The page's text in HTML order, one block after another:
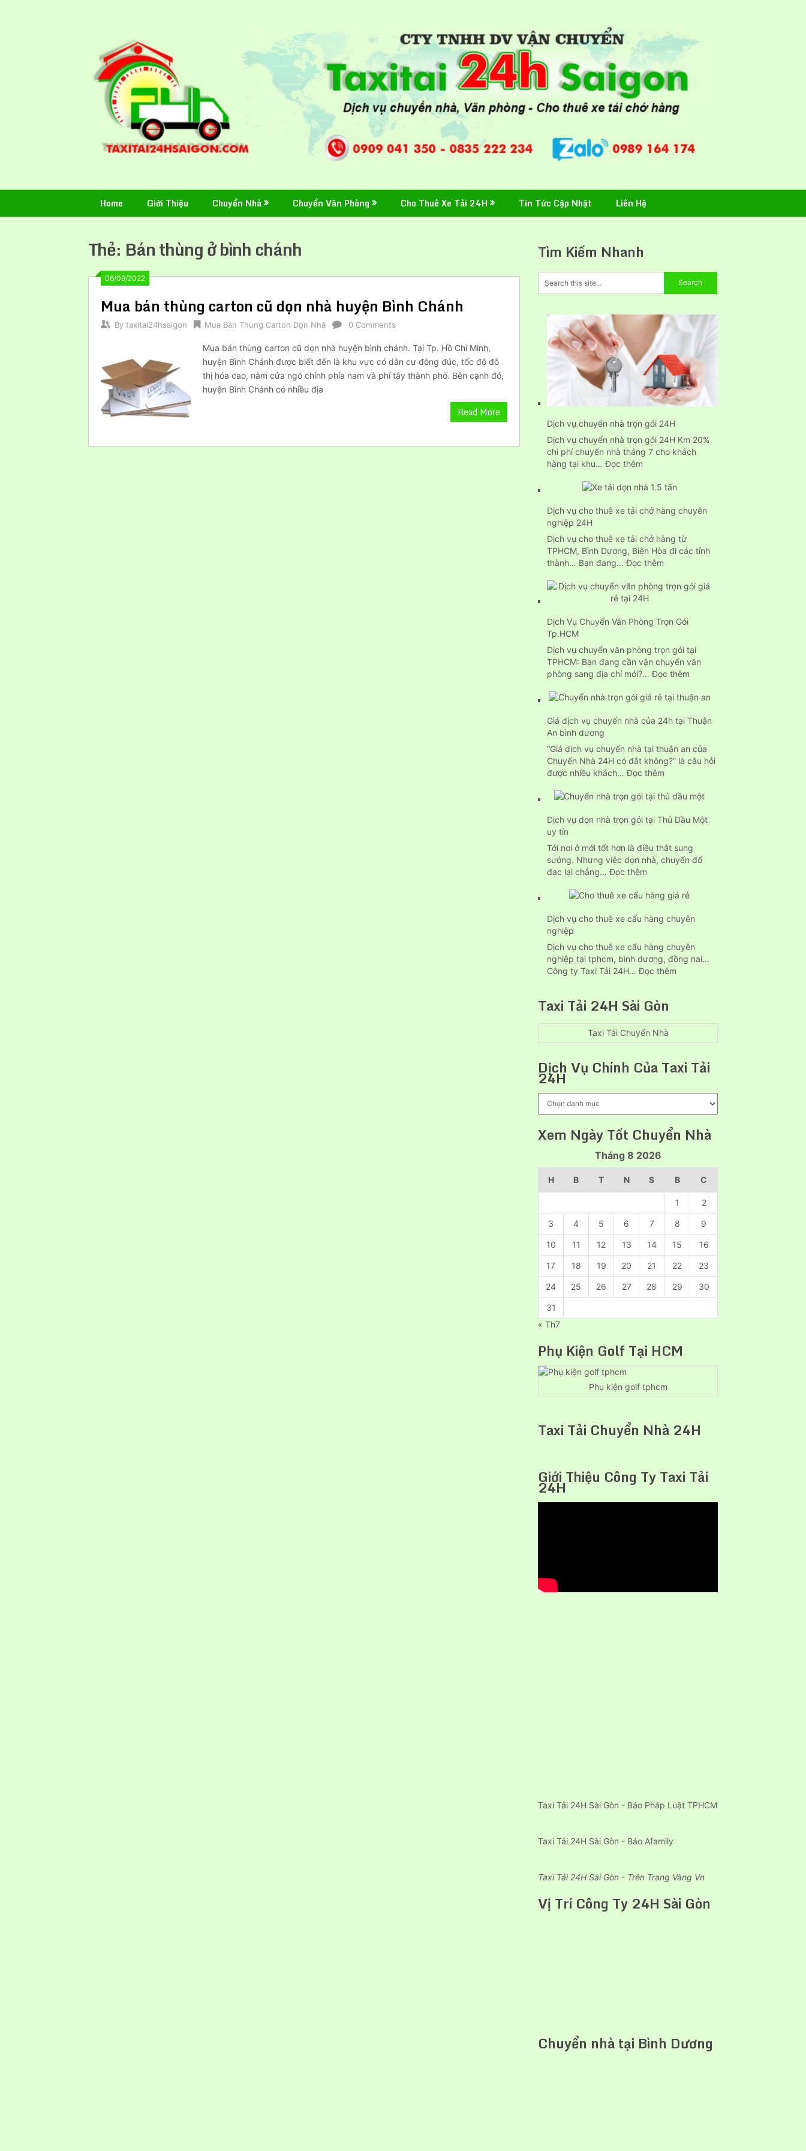
Home Giới Thiệu Chuyển Nhà Chuyển Văn Phòng Cho Thuê Xe Tải 24H Tin Tức Cập Nhật Liên Hệ
Thẻ: Bán thùng ở bình chánh
06/09/2022
Mua bán thùng carton cũ dọn nhà huyện Bình Chánh
By taxitai24hsaigon Mua Bán Thùng Carton Dọn Nhà 0 Comments
Mua bán thùng carton cũ dọn nhà huyện bình chánh. Tại Tp. Hồ Chí Minh,
huyện Bình Chánh được biết đến là khu vực có dân cư đông đúc, tốc độ đô
thị hóa cao, nằm cửa ngõ chính phía nam và phí tây thành phố. Bên cạnh đó,
huyện Bình Chánh có nhiều địa
Read More
Tìm Kiếm Nhanh
Dịch vụ chuyển nhà trọn gói 24H
Dịch vụ chuyển nhà trọn gói 24H Km 20%
chi phí chuyển nhà tháng 7 cho khách
hàng tại khu…Đọc thêm
vụ
nhà
gói
24H
Dịch vụ cho thuê xe tải chở hàng chuyên
nghiệp 24H
Dịch vụ cho thuê xe tải chở hàng từ
TPHCM, Bình Dương, Biên Hòa đi các tỉnh
thành… Bạn đang…Đọc thêm
vụ
xe
chở
hàng
chuyên
24H
Dịch Vụ Chuyển Văn Phòng Trọn Gói
Tp.HCM
Dịch vụ chuyển văn phòng trọn gói tại
TPHCM: Bạn đang cần vận chuyển văn
phòng sang địa chỉ mới?…Đọc thêm
Vụ
Văn
Trọn
Gói
Giá dịch vụ chuyển nhà của 24h tại Thuận
An bình dương
“Giá dịch vụ chuyển nhà tại thuận an của
Chuyển Nhà 24H có đắt không?” là câu hỏi
được nhiều khách…Đọc thêm
dịch
chuyển
của
24h
An
dương
Dịch vụ dọn nhà trọn gói tại Thủ Dầu Một
uy tín
Tới nơi ở mới tốt hơn là điều thật sung
sướng. Nhưng việc dọn nhà, chuyển đổ
đạc lại chẳng…Đọc thêm
vụ
nhà
gói
tại
Thủ
Dầu
uy
Dịch vụ cho thuê xe cẩu hàng chuyên
nghiệp
Dịch vụ cho thuê xe cẩu hàng chuyên
nghiệp tại tphcm, bình dương, đồng nai…
Công ty Taxi Tải 24H…Đọc thêm
cẩu
chuyên
Taxi Tải 24H Sài Gòn
Taxi Tải Chuyển Nhà
Dịch Vụ Chính Của Taxi Tải
24H
Của
24H
Xem Ngày Tốt Chuyển Nhà
Tháng 8 2026
H B T N S B C
1 2
3 4 5 6 7 8 9
10 11 12 13 14 15 16
17 18 19 20 21 22 23
24 25 26 27 28 29 30
31
« Th7
Phụ Kiện Golf Tại HCM
Phụ kiện golf tphcm
Taxi Tải Chuyển Nhà 24H
Giới Thiệu Công Ty Taxi Tải
24H
Taxi Tải 24H Sài Gòn - Báo Pháp Luật TPHCM
Taxi Tải 24H Sài Gòn - Báo Afamily
Taxi Tải 24H Sài Gòn - Trên Trang Vàng Vn
Vị Trí Công Ty 24H Sài Gòn
Chuyển nhà tại Bình Dương